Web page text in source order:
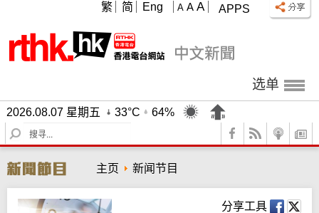
APPS
A A A
繁 简 Eng
选单
2026.08.07 星期五 33°C
64%
S
e
r
c
h
主页 新闻节目
分享工具